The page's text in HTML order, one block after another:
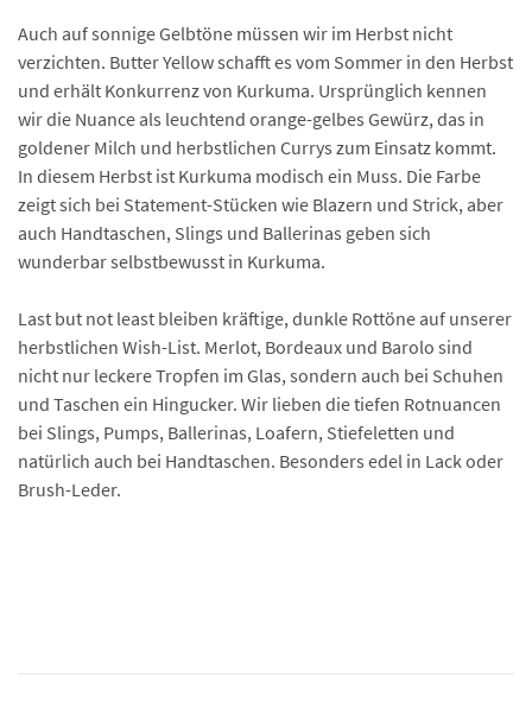
Auch auf sonnige Gelbtöne müssen wir im Herbst nicht
verzichten. Butter Yellow schafft es vom Sommer in den Herbst
und erhält Konkurrenz von Kurkuma. Ursprünglich kennen
wir die Nuance als leuchtend orange-gelbes Gewürz, das in
goldener Milch und herbstlichen Currys zum Einsatz kommt.
In diesem Herbst ist Kurkuma modisch ein Muss. Die Farbe
zeigt sich bei Statement-Stücken wie Blazern und Strick, aber
auch Handtaschen, Slings und Ballerinas geben sich
wunderbar selbstbewusst in Kurkuma.
Last but not least bleiben kräftige, dunkle Rottöne auf unserer
herbstlichen Wish-List. Merlot, Bordeaux und Barolo sind
nicht nur leckere Tropfen im Glas, sondern auch bei Schuhen
und Taschen ein Hingucker. Wir lieben die tiefen Rotnuancen
bei Slings, Pumps, Ballerinas, Loafern, Stiefeletten und
natürlich auch bei Handtaschen. Besonders edel in Lack oder
Brush-Leder.